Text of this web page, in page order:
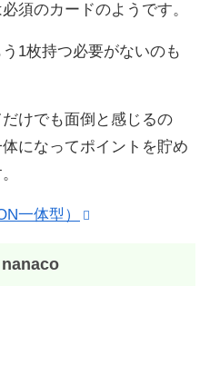
須のカードのようです。
1枚持つ必要がないのも
けでも面倒と感じるの
になってポイントを貯め
一体型）
nanaco